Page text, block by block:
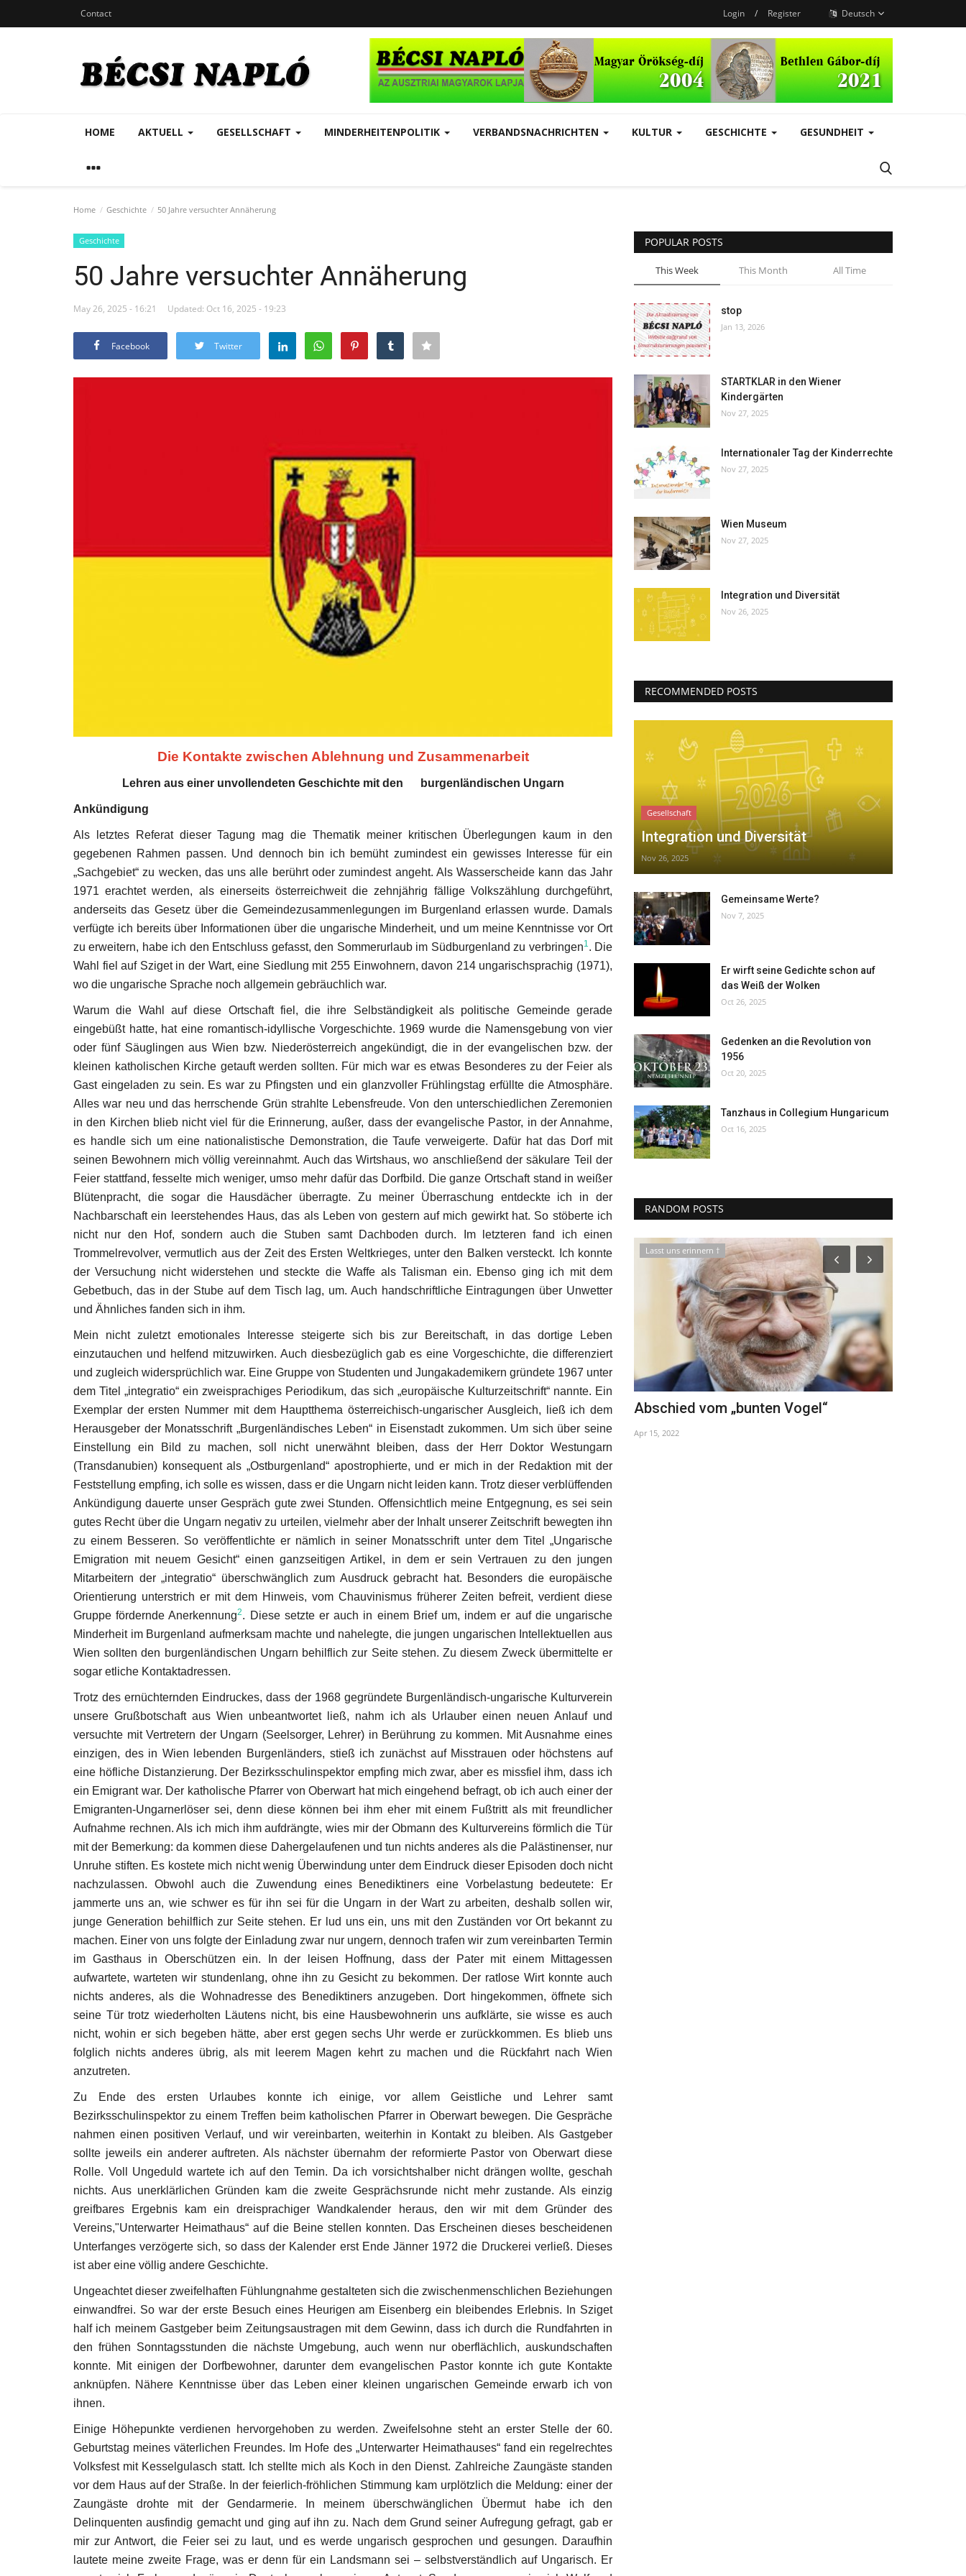
Contact Login / Register Deutsch
HOME AKTUELL GESELLSCHAFT MINDERHEITENPOLITIK VERBANDSNACHRICHTEN KULTUR GESCHICHTE GESUNDHEIT
Home Geschichte 50 Jahre versuchter Annäherung
Geschichte
50 Jahre versuchter Annäherung
May 26, 2025 - 16:21 Updated: Oct 16, 2025 - 19:23
Facebook Twitter
Die Kontakte zwischen Ablehnung und Zusammenarbeit
Lehren aus einer unvollendeten Geschichte mit den burgenländischen Ungarn
Ankündigung
Als letztes Referat dieser Tagung mag die Thematik meiner kritischen Überlegungen kaum in den
gegebenen Rahmen passen. Und dennoch bin ich bemüht zumindest ein gewisses Interesse für ein
„Sachgebiet“ zu wecken, das uns alle berührt oder zumindest angeht. Als Wasserscheide kann das Jahr
1971 erachtet werden, als einerseits österreichweit die zehnjährig fällige Volkszählung durchgeführt,
anderseits das Gesetz über die Gemeindezusammenlegungen im Burgenland erlassen wurde. Damals
verfügte ich bereits über Informationen über die ungarische Minderheit, und um meine Kenntnisse vor Ort
zu erweitern, habe ich den Entschluss gefasst, den Sommerurlaub im Südburgenland zu verbringen1 . Die
Wahl fiel auf Sziget in der Wart, eine Siedlung mit 255 Einwohnern, davon 214 ungarischsprachig (1971),
wo die ungarische Sprache noch allgemein gebräuchlich war.
Warum die Wahl auf diese Ortschaft fiel, die ihre Selbständigkeit als politische Gemeinde gerade
eingebüßt hatte, hat eine romantisch-idyllische Vorgeschichte. 1969 wurde die Namensgebung von vier
oder fünf Säuglingen aus Wien bzw. Niederösterreich angekündigt, die in der evangelischen bzw. der
kleinen katholischen Kirche getauft werden sollten. Für mich war es etwas Besonderes zu der Feier als
Gast eingeladen zu sein. Es war zu Pfingsten und ein glanzvoller Frühlingstag erfüllte die Atmosphäre.
Alles war neu und das herrschende Grün strahlte Lebensfreude. Von den unterschiedlichen Zeremonien
in den Kirchen blieb nicht viel für die Erinnerung, außer, dass der evangelische Pastor, in der Annahme,
es handle sich um eine nationalistische Demonstration, die Taufe verweigerte. Dafür hat das Dorf mit
seinen Bewohnern mich völlig vereinnahmt. Auch das Wirtshaus, wo anschließend der säkulare Teil der
Feier stattfand, fesselte mich weniger, umso mehr dafür das Dorfbild. Die ganze Ortschaft stand in weißer
Blütenpracht, die sogar die Hausdächer überragte. Zu meiner Überraschung entdeckte ich in der
Nachbarschaft ein leerstehendes Haus, das als Leben von gestern auf mich gewirkt hat. So stöberte ich
nicht nur den Hof, sondern auch die Stuben samt Dachboden durch. Im letzteren fand ich einen
Trommelrevolver, vermutlich aus der Zeit des Ersten Weltkrieges, unter den Balken versteckt. Ich konnte
der Versuchung nicht widerstehen und steckte die Waffe als Talisman ein. Ebenso ging ich mit dem
Gebetbuch, das in der Stube auf dem Tisch lag, um. Auch handschriftliche Eintragungen über Unwetter
und Ähnliches fanden sich in ihm.
Mein nicht zuletzt emotionales Interesse steigerte sich bis zur Bereitschaft, in das dortige Leben
einzutauchen und helfend mitzuwirken. Auch diesbezüglich gab es eine Vorgeschichte, die differenziert
und zugleich widersprüchlich war. Eine Gruppe von Studenten und Jungakademikern gründete 1967 unter
dem Titel „integratio“ ein zweisprachiges Periodikum, das sich „europäische Kulturzeitschrift“ nannte. Ein
Exemplar der ersten Nummer mit dem Hauptthema österreichisch-ungarischer Ausgleich, ließ ich dem
Herausgeber der Monatsschrift „Burgenländisches Leben“ in Eisenstadt zukommen. Um sich über seine
Einstellung ein Bild zu machen, soll nicht unerwähnt bleiben, dass der Herr Doktor Westungarn
(Transdanubien) konsequent als „Ostburgenland“ apostrophierte, und er mich in der Redaktion mit der
Feststellung empfing, ich solle es wissen, dass er die Ungarn nicht leiden kann. Trotz dieser verblüffenden
Ankündigung dauerte unser Gespräch gute zwei Stunden. Offensichtlich meine Entgegnung, es sei sein
gutes Recht über die Ungarn negativ zu urteilen, vielmehr aber der Inhalt unserer Zeitschrift bewegten ihn
zu einem Besseren. So veröffentlichte er nämlich in seiner Monatsschrift unter dem Titel „Ungarische
Emigration mit neuem Gesicht“ einen ganzseitigen Artikel, in dem er sein Vertrauen zu den jungen
Mitarbeitern der „integratio“ überschwänglich zum Ausdruck gebracht hat. Besonders die europäische
Orientierung unterstrich er mit dem Hinweis, vom Chauvinismus früherer Zeiten befreit, verdient diese
Gruppe fördernde Anerkennung2. Diese setzte er auch in einem Brief um, indem er auf die ungarische
Minderheit im Burgenland aufmerksam machte und nahelegte, die jungen ungarischen Intellektuellen aus
Wien sollten den burgenländischen Ungarn behilflich zur Seite stehen. Zu diesem Zweck übermittelte er
sogar etliche Kontaktadressen.
Trotz des ernüchternden Eindruckes, dass der 1968 gegründete Burgenländisch-ungarische Kulturverein
unsere Grußbotschaft aus Wien unbeantwortet ließ, nahm ich als Urlauber einen neuen Anlauf und
versuchte mit Vertretern der Ungarn (Seelsorger, Lehrer) in Berührung zu kommen. Mit Ausnahme eines
einzigen, des in Wien lebenden Burgenländers, stieß ich zunächst auf Misstrauen oder höchstens auf
eine höfliche Distanzierung. Der Bezirksschulinspektor empfing mich zwar, aber es missfiel ihm, dass ich
ein Emigrant war. Der katholische Pfarrer von Oberwart hat mich eingehend befragt, ob ich auch einer der
Emigranten-Ungarnerlöser sei, denn diese können bei ihm eher mit einem Fußtritt als mit freundlicher
Aufnahme rechnen. Als ich mich ihm aufdrängte, wies mir der Obmann des Kulturvereins förmlich die Tür
mit der Bemerkung: da kommen diese Dahergelaufenen und tun nichts anderes als die Palästinenser, nur
Unruhe stiften. Es kostete mich nicht wenig Überwindung unter dem Eindruck dieser Episoden doch nicht
nachzulassen. Obwohl auch die Zuwendung eines Benediktiners eine Vorbelastung bedeutete: Er
jammerte uns an, wie schwer es für ihn sei für die Ungarn in der Wart zu arbeiten, deshalb sollen wir,
junge Generation behilflich zur Seite stehen. Er lud uns ein, uns mit den Zuständen vor Ort bekannt zu
machen. Einer von uns folgte der Einladung zwar nur ungern, dennoch trafen wir zum vereinbarten Termin
im Gasthaus in Oberschützen ein. In der leisen Hoffnung, dass der Pater mit einem Mittagessen
aufwartete, warteten wir stundenlang, ohne ihn zu Gesicht zu bekommen. Der ratlose Wirt konnte auch
nichts anderes, als die Wohnadresse des Benediktiners anzugeben. Dort hingekommen, öffnete sich
seine Tür trotz wiederholten Läutens nicht, bis eine Hausbewohnerin uns aufklärte, sie wisse es auch
nicht, wohin er sich begeben hätte, aber erst gegen sechs Uhr werde er zurückkommen. Es blieb uns
folglich nichts anderes übrig, als mit leerem Magen kehrt zu machen und die Rückfahrt nach Wien
anzutreten.
Zu Ende des ersten Urlaubes konnte ich einige, vor allem Geistliche und Lehrer samt
Bezirksschulinspektor zu einem Treffen beim katholischen Pfarrer in Oberwart bewegen. Die Gespräche
nahmen einen positiven Verlauf, und wir vereinbarten, weiterhin in Kontakt zu bleiben. Als Gastgeber
sollte jeweils ein anderer auftreten. Als nächster übernahm der reformierte Pastor von Oberwart diese
Rolle. Voll Ungeduld wartete ich auf den Temin. Da ich vorsichtshalber nicht drängen wollte, geschah
nichts. Aus unerklärlichen Gründen kam die zweite Gesprächsrunde nicht mehr zustande. Als einzig
greifbares Ergebnis kam ein dreisprachiger Wandkalender heraus, den wir mit dem Gründer des
Vereins,"Unterwarter Heimathaus“ auf die Beine stellen konnten. Das Erscheinen dieses bescheidenen
Unterfanges verzögerte sich, so dass der Kalender erst Ende Jänner 1972 die Druckerei verließ. Dieses
ist aber eine völlig andere Geschichte.
Ungeachtet dieser zweifelhaften Fühlungnahme gestalteten sich die zwischenmenschlichen Beziehungen
einwandfrei. So war der erste Besuch eines Heurigen am Eisenberg ein bleibendes Erlebnis. In Sziget
half ich meinem Gastgeber beim Zeitungsaustragen mit dem Gewinn, dass ich durch die Rundfahrten in
den frühen Sonntagsstunden die nächste Umgebung, auch wenn nur oberflächlich, auskundschaften
konnte. Mit einigen der Dorfbewohner, darunter dem evangelischen Pastor konnte ich gute Kontakte
anknüpfen. Nähere Kenntnisse über das Leben einer kleinen ungarischen Gemeinde erwarb ich von
ihnen.
Einige Höhepunkte verdienen hervorgehoben zu werden. Zweifelsohne steht an erster Stelle der 60.
Geburtstag meines väterlichen Freundes. Im Hofe des „Unterwarter Heimathauses“ fand ein regelrechtes
Volksfest mit Kesselgulasch statt. Ich stellte mich als Koch in den Dienst. Zahlreiche Zaungäste standen
vor dem Haus auf der Straße. In der feierlich-fröhlichen Stimmung kam urplötzlich die Meldung: einer der
Zaungäste drohte mit der Gendarmerie. In meinem überschwänglichen Übermut habe ich den
Delinquenten ausfindig gemacht und ging auf ihn zu. Nach dem Grund seiner Aufregung gefragt, gab er
mir zur Antwort, die Feier sei zu laut, und es werde ungarisch gesprochen und gesungen. Daraufhin
lautete meine zweite Frage, was er denn für ein Landsmann sei – selbstverständlich auf Ungarisch. Er
POPULAR POSTS
This Week This Month All Time
stop
Jan 13, 2026
STARTKLAR in den Wiener
Kindergärten
Nov 27, 2025
Internationaler Tag der Kinderrechte
Nov 27, 2025
Wien Museum
Nov 27, 2025
Integration und Diversität
Nov 26, 2025
RECOMMENDED POSTS
Gesellschaft
Integration und Diversität
Nov 26, 2025
Gemeinsame Werte?
Nov 7, 2025
Er wirft seine Gedichte schon auf
das Weiß der Wolken
Oct 26, 2025
Gedenken an die Revolution von
1956
Oct 20, 2025
Tanzhaus in Collegium Hungaricum
Oct 16, 2025
RANDOM POSTS
Geschichte
50 Jahre versuchter Annäherung
May 26, 2025
Wirtschaft
Wie die EU die Landwirtschaft fördert
Jan 9, 2024
Lasst uns erinnern †
Abschied vom „bunten Vogel“
Apr 15, 2022